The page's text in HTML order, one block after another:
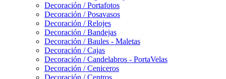
Decoración / Portafotos
Decoración / Posavasos
Decoración / Relojes
Decoración / Bandejas
Decoración / Baules - Maletas
Decoración / Cajas
Decoración / Candelabros - PortaVelas
Decoración / Ceniceros
Decoración / Centros